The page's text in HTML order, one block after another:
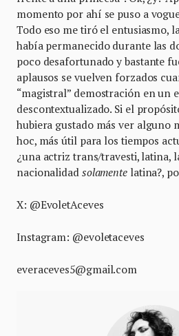
momento por ahí se puso a
Todo eso me tiró el entusiasmo,
había permanecido durante las
poco desafortunado y bastante
aplausos se vuelven forzados
“magistral” demostración en un
descontextualizado. Si el
hubiera gustado más ver alguno
hoc, más útil para los tiempos
¿una actriz trans/travesti, latina,
nacionalidad solamentelatina?,
X: @EvoletAceves
Instagram: @evoletaceves
everaceves5@gmail.com